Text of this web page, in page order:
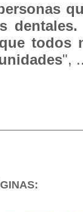
todos
",